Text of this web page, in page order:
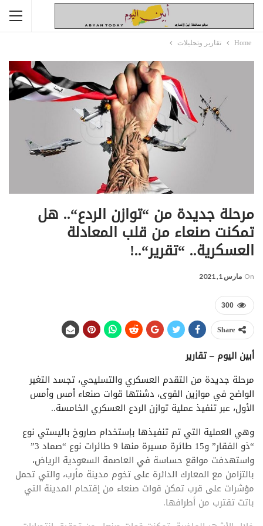
Home تقارير وتحليلات
مرحلة جديدة من “توازن الردع“.. هل
تمكنت صنعاء من قلب المعادلة
العسكرية.. “تقرير“..!
On مارس 1, 2021
300
Share
أبين اليوم – تقارير
مرحلة جديدة من التقدم العسكري والتسليحي، تجسد التغير
الواضح في موازين القوى، دشنتها قوات صنعاء أمس وأمس
الأول، عبر تنفيذ عملية توازن الردع العسكري الخامسة..
وهي العملية التي تم تنفيذها بإستخدام صاروخ باليستي نوع
“ذو الفقار” و15 طائرة مسيرة منها 9 طائرات نوع “صماد 3”
واستهدفت مواقع حساسة في العاصمة السعودية الرياض،
بالتزامن مع المعارك الدائرة على تخوم مدينة مأرب، والتي تحمل
مؤشرات على قرب تمكن قوات صنعاء من إقتحام المدينة التي
باتت تقترب من أطرافها.